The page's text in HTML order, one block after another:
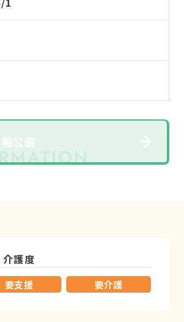
公表
介護度
要支援 要介護